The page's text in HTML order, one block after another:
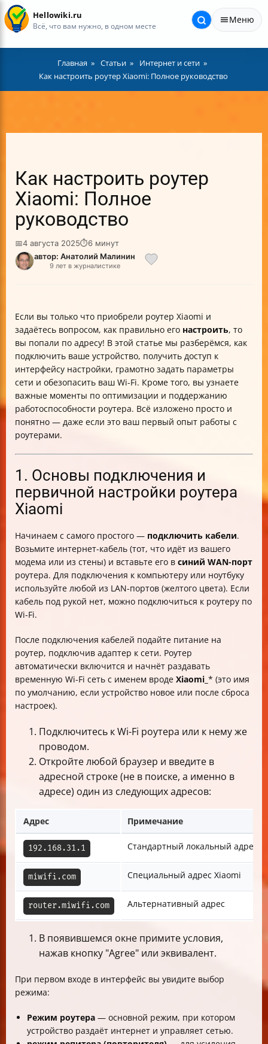
Hellowiki.ru
Всё, что вам нужно, в одном месте
Меню
Главная Статьи
Интернет и сети
Как настроить роутер Xiaomi: Полное руководство
Как настроить роутер
Xiaomi: Полное
руководство
📅4 августа 2025⏱6 минут
автор: Анатолий Малинин
9 лет в журналистике
Если вы только что приобрели роутер Xiaomi и
задаётесь вопросом, как правильно его настроить, то
вы попали по адресу! В этой статье мы разберёмся, как
подключить ваше устройство, получить доступ к
интерфейсу настройки, грамотно задать параметры
сети и обезопасить ваш Wi-Fi. Кроме того, вы узнаете
важные моменты по оптимизации и поддержанию
работоспособности роутера. Всё изложено просто и
понятно — даже если это ваш первый опыт работы с
роутерами.
1. Основы подключения и
первичной настройки роутера
Xiaomi
Начинаем с самого простого — подключить кабели.
Возьмите интернет-кабель (тот, что идёт из вашего
модема или из стены) и вставьте его в синий WAN-порт
роутера. Для подключения к компьютеру или ноутбуку
используйте любой из LAN-портов (желтого цвета). Если
кабель под рукой нет, можно подключиться к роутеру по
Wi-Fi.
После подключения кабелей подайте питание на
роутер, подключив адаптер к сети. Роутер
автоматически включится и начнёт раздавать
временную Wi-Fi сеть с именем вроде Xiaomi_ * (это имя
по умолчанию, если устройство новое или после сброса
настроек).
Подключитесь к Wi-Fi роутера или к нему же
проводом.
Откройте любой браузер и введите в
адресной строке (не в поиске, а именно в
адресе) один из следующих адресов:
Адрес Примечание
192.168.31.1 Стандартный локальный адрес
miwifi.com Специальный адрес Xiaomi
router.miwifi.com Альтернативный адрес
В появившемся окне примите условия,
нажав кнопку "Agree" или эквивалент.
При первом входе в интерфейс вы увидите выбор
режима:
Режим роутера — основной режим, при котором
устройство раздаёт интернет и управляет сетью.